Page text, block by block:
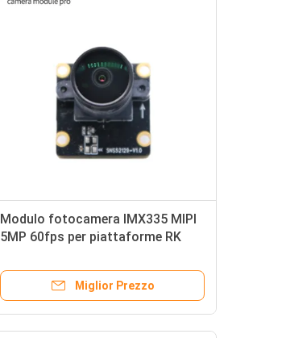
Modulo fotocamera IMX335 MIPI
5MP 60fps per piattaforme RK
Miglior Prezzo